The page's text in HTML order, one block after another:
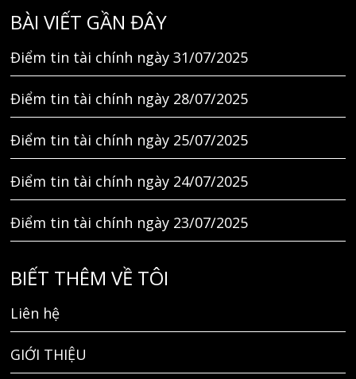
BÀI VIẾT GẦN ĐÂY
Điểm tin tài chính ngày 31/07/2025
Điểm tin tài chính ngày 28/07/2025
Điểm tin tài chính ngày 25/07/2025
Điểm tin tài chính ngày 24/07/2025
Điểm tin tài chính ngày 23/07/2025
BIẾT THÊM VỀ TÔI
Liên hệ
GIỚI THIỆU